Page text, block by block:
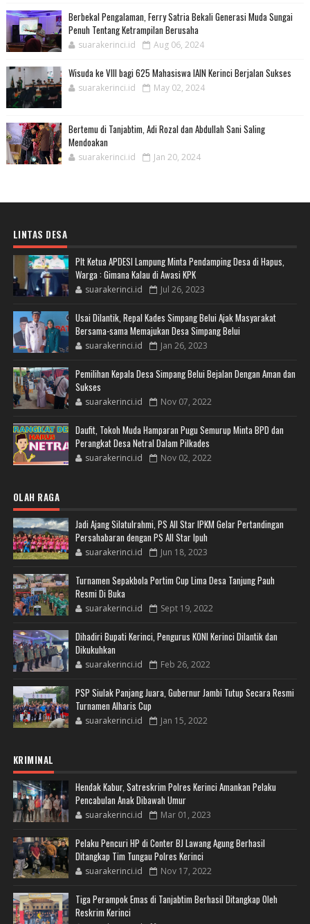
Berbekal Pengalaman, Ferry Satria Bekali Generasi Muda Sungai
Penuh Tentang Ketrampilan Berusaha
suarakerinci.id Aug 06, 2024
Wisuda ke VIII bagi 625 Mahasiswa IAIN Kerinci Berjalan Sukses
suarakerinci.id May 02, 2024
Bertemu di Tanjabtim, Adi Rozal dan Abdullah Sani Saling
Mendoakan
suarakerinci.id Jan 20, 2024
LINTAS DESA
Plt Ketua APDESI Lampung Minta Pendamping Desa di Hapus,
Warga : Gimana Kalau di Awasi KPK
suarakerinci.id Jul 26, 2023
Usai Dilantik, Repal Kades Simpang Belui Ajak Masyarakat
Bersama-sama Memajukan Desa Simpang Belui
suarakerinci.id Jan 26, 2023
Pemilihan Kepala Desa Simpang Belui Bejalan Dengan Aman dan
Sukses
suarakerinci.id Nov 07, 2022
Daufit, Tokoh Muda Hamparan Pugu Semurup Minta BPD dan
Perangkat Desa Netral Dalam Pilkades
suarakerinci.id Nov 02, 2022
OLAH RAGA
Jadi Ajang Silatulrahmi, PS All Star IPKM Gelar Pertandingan
Persahabaran dengan PS All Star Ipuh
suarakerinci.id Jun 18, 2023
Turnamen Sepakbola Portim Cup Lima Desa Tanjung Pauh
Resmi Di Buka
suarakerinci.id Sept 19, 2022
Dihadiri Bupati Kerinci, Pengurus KONI Kerinci Dilantik dan
Dikukuhkan
suarakerinci.id Feb 26, 2022
PSP Siulak Panjang Juara, Gubernur Jambi Tutup Secara Resmi
Turnamen Alharis Cup
suarakerinci.id Jan 15, 2022
KRIMINAL
Hendak Kabur, Satreskrim Polres Kerinci Amankan Pelaku
Pencabulan Anak Dibawah Umur
suarakerinci.id Mar 01, 2023
Pelaku Pencuri HP di Conter BJ Lawang Agung Berhasil
Ditangkap Tim Tungau Polres Kerinci
suarakerinci.id Nov 17, 2022
Tiga Perampok Emas di Tanjabtim Berhasil Ditangkap Oleh
Reskrim Kerinci